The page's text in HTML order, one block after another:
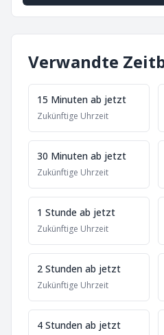
Verwandte
15 Minuten ab jetzt
Zukünftige Uhrzeit
30 Minuten ab jetzt
Zukünftige Uhrzeit
1 Stunde ab jetzt
Zukünftige Uhrzeit
2 Stunden ab jetzt
Zukünftige Uhrzeit
4 Stunden ab jetzt